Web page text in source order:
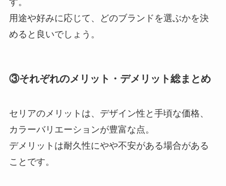
用途や好みに応じて、どのブランドを選ぶかを決
めると良いでしょう。
③それぞれのメリット・デメリット総まとめ
セリアのメリットは、デザイン性と手頃な価格、
カラーバリエーションが豊富な点。
デメリットは耐久性にやや不安がある場合がある
ことです。